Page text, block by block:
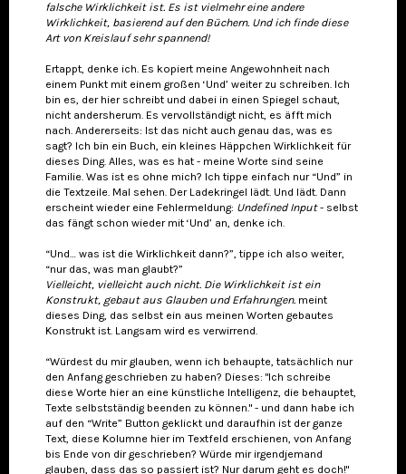
falsche Wirklichkeit ist. Es ist vielmehr eine andere
Wirklichkeit, basierend auf den Büchern. Und ich finde diese
Art von Kreislauf sehr spannend!
Ertappt, denke ich. Es kopiert meine Angewohnheit nach
einem Punkt mit einem großen ‘Und’ weiter zu schreiben. Ich
bin es, der hier schreibt und dabei in einen Spiegel schaut,
nicht andersherum. Es vervollständigt nicht, es äfft mich
nach. Andererseits: Ist das nicht auch genau das, was es
sagt? Ich bin ein Buch, ein kleines Häppchen Wirklichkeit für
dieses Ding. Alles, was es hat - meine Worte sind seine
Familie. Was ist es ohne mich? Ich tippe einfach nur “Und” in
die Textzeile. Mal sehen. Der Ladekringel lädt. Und lädt. Dann
erscheint wieder eine Fehlermeldung: Undefined Input- selbst
das fängt schon wieder mit ‘Und’ an, denke ich.
“Und… was ist die Wirklichkeit dann?”, tippe ich also weiter,
“nur das, was man glaubt?”
Vielleicht, vielleicht auch nicht. Die Wirklichkeit ist ein
Konstrukt, gebaut aus Glauben und Erfahrungen. meint
dieses Ding, das selbst ein aus meinen Worten gebautes
Konstrukt ist. Langsam wird es verwirrend.
“Würdest du mir glauben, wenn ich behaupte, tatsächlich nur
den Anfang geschrieben zu haben? Dieses: "Ich schreibe
diese Worte hier an eine künstliche Intelligenz, die behauptet,
Texte selbstständig beenden zu können." - und dann habe ich
auf den “Write” Button geklickt und daraufhin ist der ganze
Text, diese Kolumne hier im Textfeld erschienen, von Anfang
bis Ende von dir geschrieben? Würde mir irgendjemand
glauben, dass das so passiert ist? Nur darum geht es doch!"